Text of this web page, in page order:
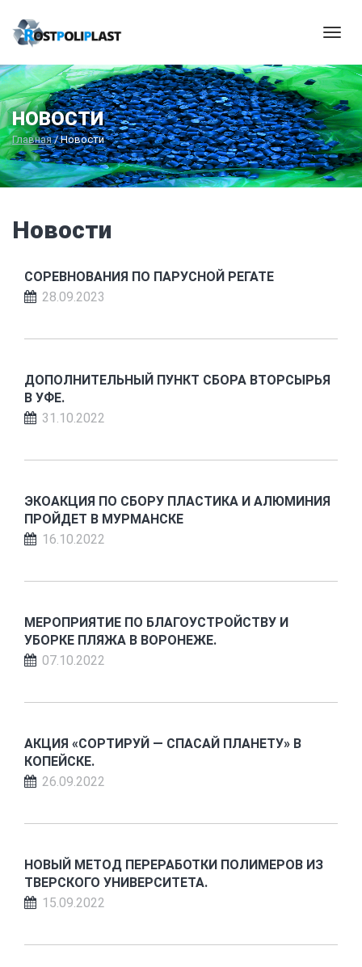
НОВОСТИ
Главная/Новости
Новости
СОРЕВНОВАНИЯ ПО ПАРУСНОЙ РЕГАТЕ
28.09.2023
ДОПОЛНИТЕЛЬНЫЙ ПУНКТ СБОРА ВТОРСЫРЬЯ
В УФЕ.
31.10.2022
ЭКОАКЦИЯ ПО СБОРУ ПЛАСТИКА И АЛЮМИНИЯ
ПРОЙДЕТ В МУРМАНСКЕ
16.10.2022
МЕРОПРИЯТИЕ ПО БЛАГОУСТРОЙСТВУ И
УБОРКЕ ПЛЯЖА В ВОРОНЕЖЕ.
07.10.2022
АКЦИЯ «СОРТИРУЙ — СПАСАЙ ПЛАНЕТУ» В
КОПЕЙСКЕ.
26.09.2022
НОВЫЙ МЕТОД ПЕРЕРАБОТКИ ПОЛИМЕРОВ ИЗ
ТВЕРСКОГО УНИВЕРСИТЕТА.
15.09.2022